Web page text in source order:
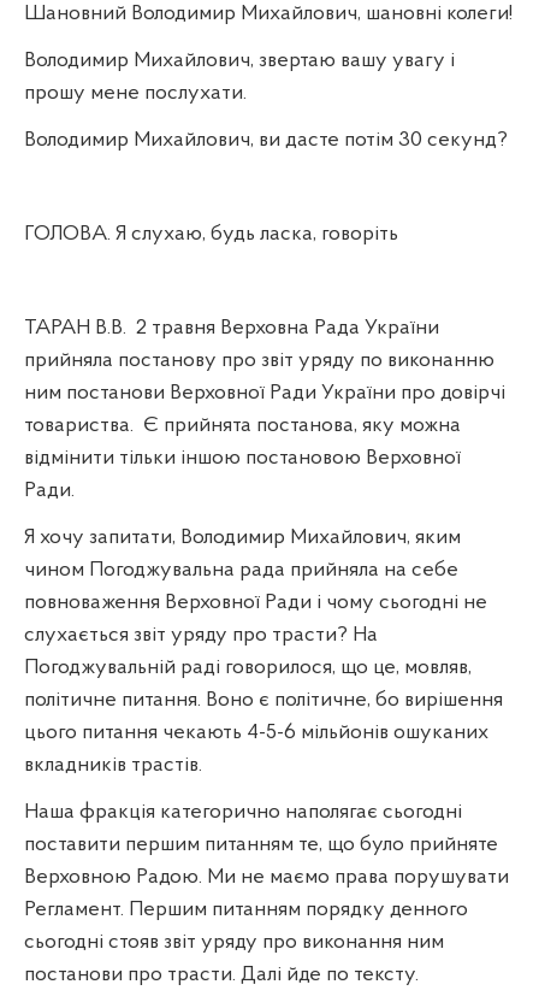
Шановний Володимир Михайлович, шановні колеги!
Володимир Михайлович, звертаю вашу увагу і
прошу мене послухати.
Володимир Михайлович, ви дасте потім 30 секунд?
ГОЛОВА. Я слухаю, будь ласка, говоріть
ТАРАН В.В. 2 травня Верховна Рада України
прийняла постанову про звіт уряду по виконанню
ним постанови Верховної Ради України про довірчі
товариства. Є прийнята постанова, яку можна
відмінити тільки іншою постановою Верховної
Ради.
Я хочу запитати, Володимир Михайлович, яким
чином Погоджувальна рада прийняла на себе
повноваження Верховної Ради і чому сьогодні не
слухається звіт уряду про трасти? На
Погоджувальній раді говорилося, що це, мовляв,
політичне питання. Воно є політичне, бо вирішення
цього питання чекають 4-5-6 мільйонів ошуканих
вкладників трастів.
Наша фракція категорично наполягає сьогодні
поставити першим питанням те, що було прийняте
Верховною Радою. Ми не маємо права порушувати
Регламент. Першим питанням порядку денного
сьогодні стояв звіт уряду про виконання ним
постанови про трасти. Далі йде по тексту.